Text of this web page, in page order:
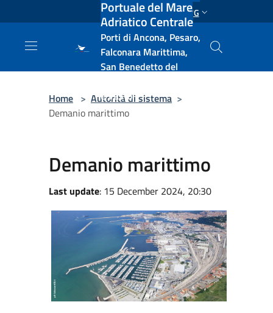
Salta al contenuto principale ENG
Portuale del Mare
Adriatico Centrale
Porti di Ancona, Pesaro,
Falconara Marittima,
San Benedetto del
e Vasto
Home > Autorità di sistema >
Demanio marittimo
Demanio marittimo
Last update: 15 December 2024, 20:30